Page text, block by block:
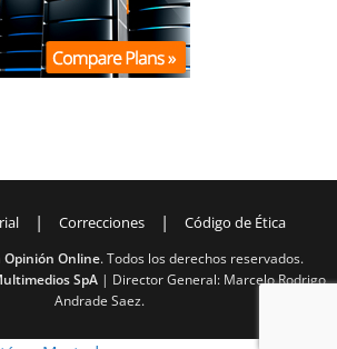
| Correcciones | Código de Ética
Opinión Online. Todos los derechos reservados.
SpA| Director General: Marcelo Rodrigo
Andrade Saez.